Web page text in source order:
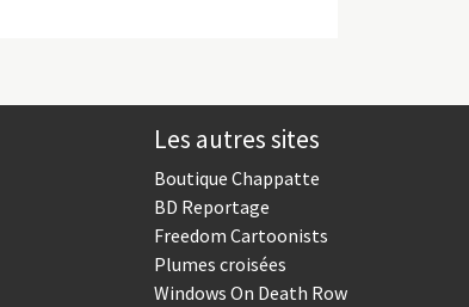
Les autres sites
Boutique Chappatte
BD Reportage
Freedom Cartoonists
Plumes croisées
Windows On Death Row